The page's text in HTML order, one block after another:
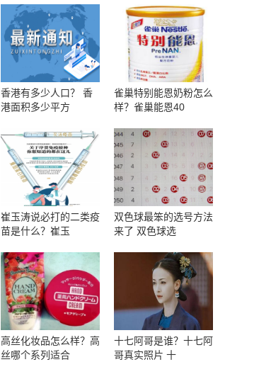
香港有多少人口？ 香
港面积多少平方
雀巢特别能恩奶粉怎么
样？雀巢能恩40
崔玉涛说必打的二类疫
苗是什么？崔玉
双色球最笨的选号方法
来了 双色球选
高丝化妆品怎么样？高
丝哪个系列适合
十七阿哥是谁？十七阿
哥真实照片 十